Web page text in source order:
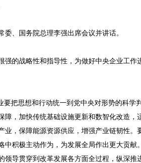
、国务院总理李强出席会议并讲话。
的战略性和指导性，为做好中央企业工作
把思想和行动统一到党中央对形势的科学
，加快传统基础设施更新和数智化改造，
，保障能源资源供应，增强产业链韧性。
积极主动作为，为发展全局作出更大贡献
导贯穿到改革发展各方面全过程，纵深推